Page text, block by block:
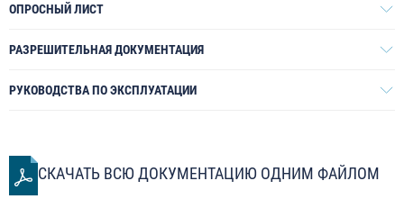
ОПРОСНЫЙ ЛИСТ
РАЗРЕШИТЕЛЬНАЯ ДОКУМЕНТАЦИЯ
РУКОВОДСТВА ПО ЭКСПЛУАТАЦИИ
СКАЧАТЬ ВСЮ ДОКУМЕНТАЦИЮ ОДНИМ ФАЙЛОМ